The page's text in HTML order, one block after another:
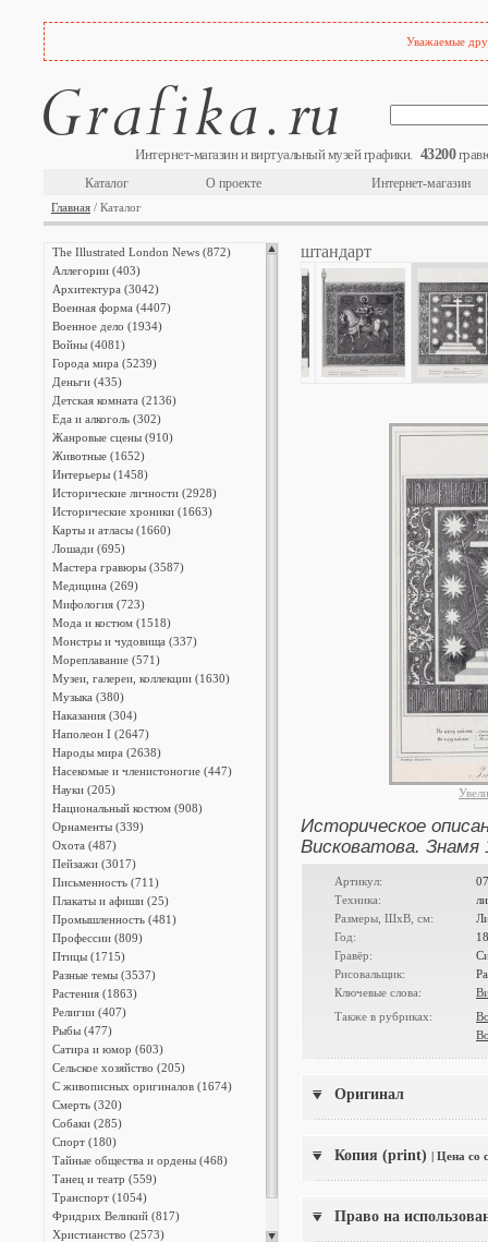
Уважаемые
Интернет-магазин и виртуальный музей графики. 43200
Каталог О проекте Интернет-магазин
Главная / Каталог
The Illustrated London News (872)
Аллегории (403)
Архитектура (3042)
Военная форма (4407)
Военное дело (1934)
Войны (4081)
Города мира (5239)
Деньги (435)
Детская комната (2136)
Еда и алкоголь (302)
Жанровые сцены (910)
Животные (1652)
Интерьеры (1458)
Исторические личности (2928)
Исторические хроники (1663)
Карты и атласы (1660)
Лошади (695)
Мастера гравюры (3587)
Медицина (269)
Мифология (723)
Мода и костюм (1518)
Монстры и чудовища (337)
Мореплавание (571)
Музеи, галереи, коллекции (1630)
Музыка (380)
Наказания (304)
Наполеон I (2647)
Народы мира (2638)
Насекомые и членистоногие (447)
Науки (205)
Национальный костюм (908)
Орнаменты (339)
Охота (487)
Пейзажи (3017)
Письменность (711)
Плакаты и афиши (25)
Промышленность (481)
Профессии (809)
Птицы (1715)
Разные темы (3537)
Растения (1863)
Религии (407)
Рыбы (477)
Сатира и юмор (603)
Сельское хозяйство (205)
С живописных оригиналов (1674)
Смерть (320)
Собаки (285)
Спорт (180)
Тайные общества и ордены (468)
Танец и театр (559)
Транспорт (1054)
Фридрих Великий (817)
Христианство (2573)
штандарт
Историческое
Висковатова. Знамя
Артикул:
Техника:
Размеры, ШxВ, см:
Год:
Гравёр:
Рисовальщик:
Ключевые слова:
Также в рубриках:
Оригинал
Копия (print) | Цена со
Право на